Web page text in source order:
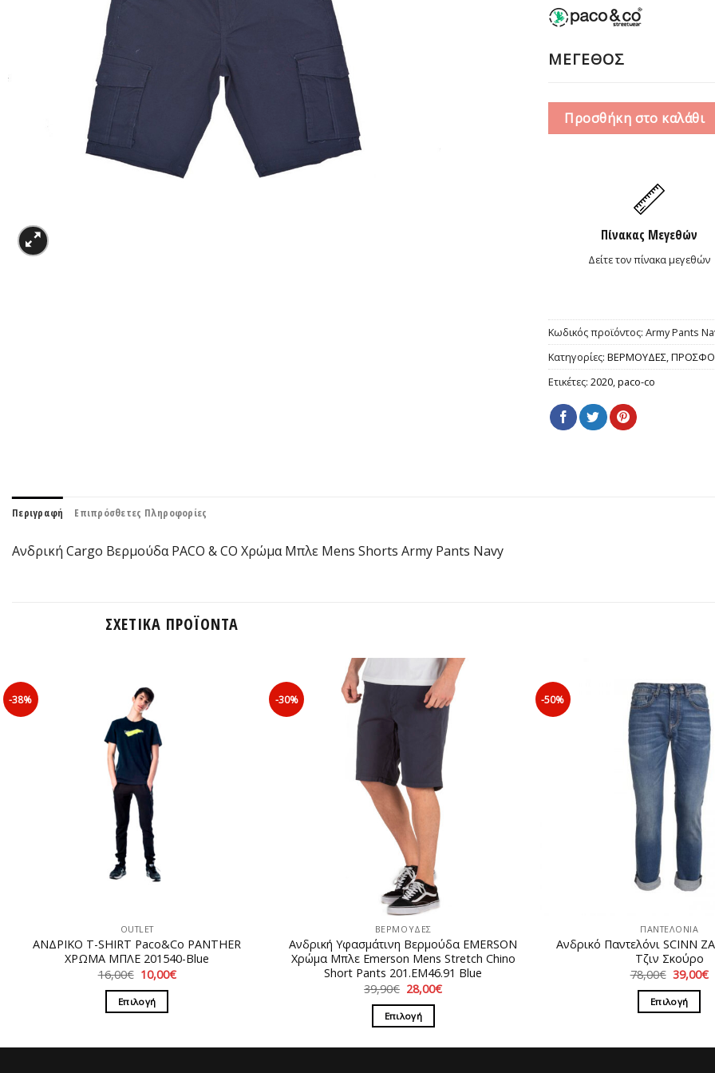
ΜΕΓΕΘΟΣ
Προσθήκη στο καλάθι
Πίνακας Μεγεθών
Δείτε τον πίνακα μεγεθών
Κωδικός προϊόντος: Army Pants
Κατηγορίες: ΒΕΡΜΟΥΔΕΣ,
Ετικέτες: 2020,paco-co
Περιγραφή Επιπρόσθετες Πληροφορίες
Ανδρική Cargo Βερμούδα PACO & CO Χρώμα Μπλε Mens Shorts Army Pants Navy
ΣΧΕΤΙΚΆ ΠΡΟΪΌΝΤΑ
-38%
OUTLET
ΑΝΔΡΙΚΟ T-SHIRT Paco&Co PANTHER
ΧΡΩΜΑ ΜΠΛΕ 201540-Blue
16,00€ Original
price
was:
16,00€.
10,00€Η
Επιλογή
-30%
ΒΕΡΜΟΥΔΕΣ
Ανδρική Υφασμάτινη Βερμούδα EMERSON
Χρώμα Μπλε Emerson Mens Stretch Chino
Short Pants 201.EM46.91 Blue
39,90€ Original
price
was:
39,90€.
28,00€Η
Επιλογή
-50%
ΠΑΝΤΕΛΟΝΙΑ
Ανδρικό Παντελόνι SCINN
Τζιν Σκούρο
78,00€ Original
price
was:
78,00€.
39,00€
Επιλογή